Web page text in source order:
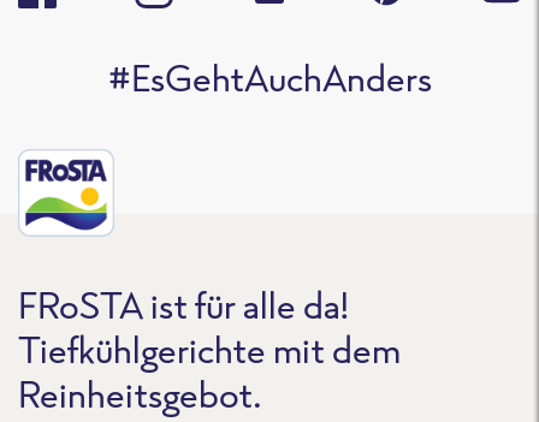
#EsGehtAuchAnders
FRoSTA ist für alle da!
Tiefkühlgerichte mit dem
Reinheitsgebot.